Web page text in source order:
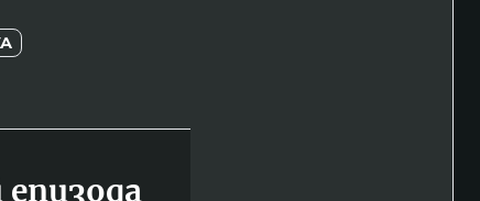
епизода